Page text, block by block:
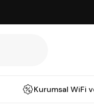
Kurumsal WiFi